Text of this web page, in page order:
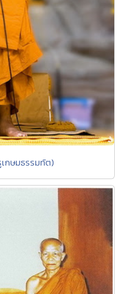
กษมธรรมทัต)